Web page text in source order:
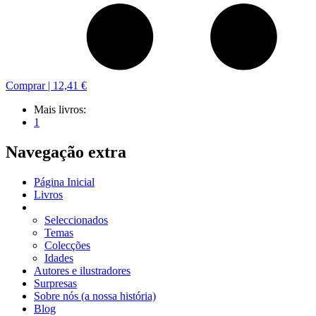
Comprar | 12,41 €
Mais livros:
1
Navegação extra
Página Inicial
Livros
Seleccionados
Temas
Colecções
Idades
Autores e ilustradores
Surpresas
Sobre nós (a nossa história)
Blog